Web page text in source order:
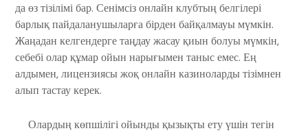
да өз тізілімі бар. Сенімсіз онлайн клубтың белгілері
барлық пайдаланушыларға бірден байқалмауы мүмкін.
Жаңадан келгендерге таңдау жасау қиын болуы мүмкін,
себебі олар құмар ойын нарығымен таныс емес. Ең
алдымен, лицензиясы жоқ онлайн казиноларды тізімнен
алып тастау керек.
Олардың көпшілігі ойынды қызықты ету үшін тегін